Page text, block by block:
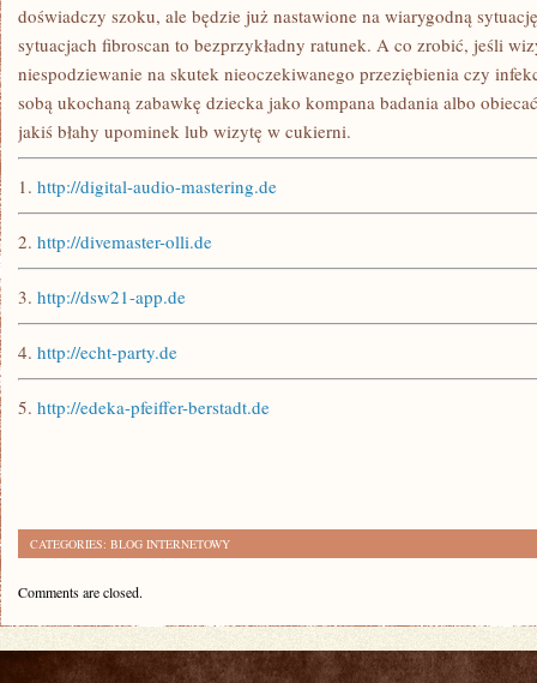
doświadczy szoku, ale będzie już nastawione na wiarygodną
sytuacjach fibroscan to bezprzykładny ratunek. A co zrobić, jeśli
niespodziewanie na skutek nieoczekiwanego przeziębienia czy
sobą ukochaną zabawkę dziecka jako kompana badania albo
jakiś błahy upominek lub wizytę w cukierni.
1. http://digital-audio-mastering.de
2. http://divemaster-olli.de
3. http://dsw21-app.de
4. http://echt-party.de
5. http://edeka-pfeiffer-berstadt.de
CATEGORIES: BLOG INTERNETOWY
Comments are closed.